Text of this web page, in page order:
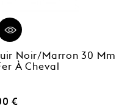
Noir/marron 30 Mm
À Cheval
€Prix